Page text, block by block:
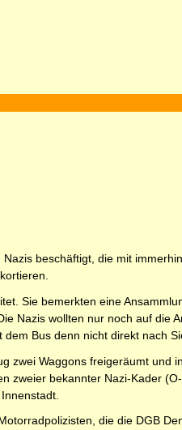
beschäftigt, die mit
Sie bemerkten eine
Nazis wollten nur noch auf die
Bus denn nicht direkt nach
zwei Waggons freigeräumt und
zweier bekannter Nazi-Kader
die die DGB